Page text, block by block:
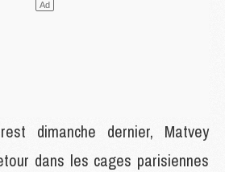
dimanche dernier, Matvey
dans les cages parisiennes